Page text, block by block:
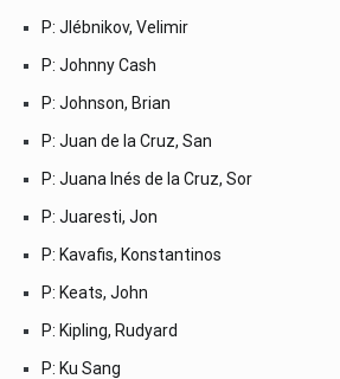
P: Jlébnikov, Velimir
P: Johnny Cash
P: Johnson, Brian
P: Juan de la Cruz, San
P: Juana Inés de la Cruz, Sor
P: Juaresti, Jon
P: Kavafis, Konstantinos
P: Keats, John
P: Kipling, Rudyard
P: Ku Sang